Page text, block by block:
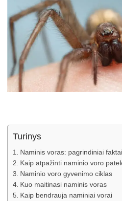
Turinys
Naminis voras: pagrindiniai faktai
Kaip atpažinti naminio voro
Naminio voro gyvenimo ciklas
Kuo maitinasi naminis voras
Kaip bendrauja naminiai vorai